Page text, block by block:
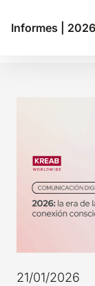
Informes
21/01/2026